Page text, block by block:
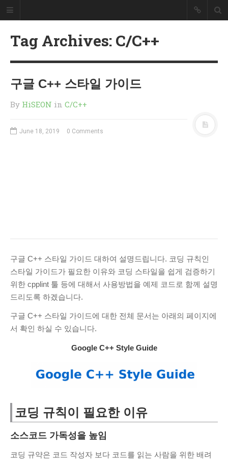
HiSEON
개발자 블러그
개발과 관련된 내용을 정리했습니다.
SEARCH
How to install Nvidia drivers on
November 2024 (2)
June 2020(1)
August 2019(1)
July 2019 (32)
June 2019 (40)
February 2019(3)
November 2018
October 2018(2)
Tag Archives: C/C++
구글 C++ 스타일 가이드
By HiSEON in C/C++
June 18, 2019 0 Comments
구글 C++ 스타일 가이드 대하여 설명드립니다. 코딩 규칙인
스타일 가이드가 필요한 이유와 코딩 스타일을 쉽게 검증하기
위한 cpplint 툴 등에 대해서 사용방법을 예제 코드로 함께 설명
드리도록 하겠습니다.
구글 C++ 스타일 가이드에 대한 전체 문서는 아래의 페이지에
서 확인 하실 수 있습니다.
Google C++ Style Guide
코딩 규칙이 필요한 이유
소스코드 가독성을 높임
코딩 규약은 코드 작성자 보다 코드를 읽는 사람을 위한 배려